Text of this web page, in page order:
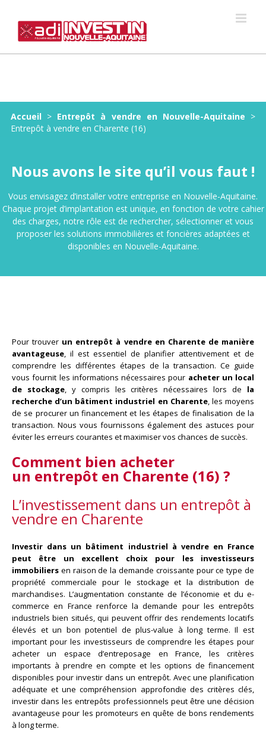
content
Accueil > Entrepôt à vendre en Nouvelle-Aquitaine >
Entrepôt à vendre en Charente (16)
Nous avons le site qu’il vous faut !
Vous envisagez d’installer votre entreprise en Nouvelle-Aquitaine.
Chaque projet d’implantation est unique, en fonction de votre cahier
des charges, notre rôle est de rechercher, sélectionner et vous
proposer les solutions immobilières et foncières adaptées et
disponibles en Nouvelle-Aquitaine.
Pour trouver un entrepôt à vendre en Charente de manière
avantageuse, il est essentiel de planifier attentivement et de
comprendre les différentes étapes de la transaction. Ce guide
vous fournit les informations nécessaires pour acheter un local
de stockage, y compris les critères nécessaires lors de la
recherche d’un bâtiment industriel en Charente, les moyens
de se procurer un financement et les étapes de finalisation de la
transaction. Nous vous fournissons également des astuces pour
éviter les erreurs courantes et maximiser vos chances de succès.
Comment bien acheter
un entrepôt en Charente (16) ?
L’investissement dans un entrepôt à
vendre en Charente
Investir dans un bâtiment industriel à vendre en France
peut être un excellent choix pour les investisseurs
immobiliers en raison de la demande croissante pour ce type de
propriété commerciale pour le stockage et la distribution de
marchandises. L’augmentation constante de l’économie et du e-
commerce en France renforce la demande pour les entrepôts
industriels bien situés, qui peuvent offrir des rendements locatifs
élevés et un bon potentiel de plus-value à long terme. Il est
important pour les investisseurs de comprendre les étapes pour
acheter un espace d’entreposage en France, les critères
importants à prendre en compte et les options de financement
disponibles pour investir dans un entrepôt. Avec une planification
adéquate et une compréhension approfondie des critères clés,
investir dans les entrepôts professionnels peut être une décision
avantageuse pour les promoteurs en quête de bons rendements
à long terme.